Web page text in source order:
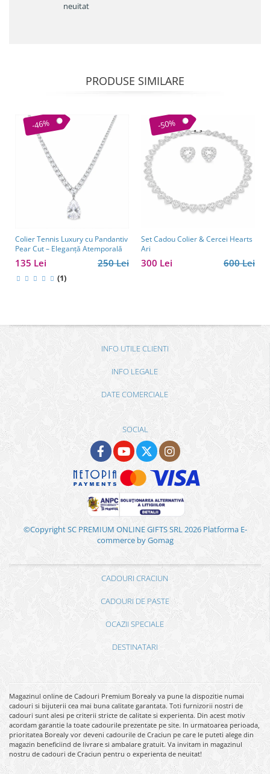
neuitat
PRODUSE SIMILARE
-46%
Colier Tennis Luxury cu Pandantiv
Pear Cut – Eleganță Atemporală
250 Lei
135 Lei
(1)
-50%
Set Cadou Colier & Cercei Hearts
Ari
600 Lei
300 Lei
INFO UTILE CLIENTI
INFO LEGALE
DATE COMERCIALE
SOCIAL
©Copyright SC PREMIUM ONLINE GIFTS SRL 2026 Platforma E-
commerce by Gomag
CADOURI CRACIUN
CADOURI DE PASTE
OCAZII SPECIALE
DESTINATARI
Magazinul online de Cadouri Premium Borealy va pune la dispozitie numai
cadouri si bijuterii cea mai buna calitate garantata. Toti furnizorii nostri de
cadouri sunt alesi pe criterii stricte de calitate si experienta. Din acest motiv
acordam garantie la toate cadourile prezentate pe site. In urmatoarea perioada,
prioritatea Borealy vor deveni cadourile de Craciun pe care le puteti alege din
magazin beneficiind de livrare si ambalare gratuit. Va invitam in magazinul
nostru de cadouri de Craciun pentru o experienta de neuitat!